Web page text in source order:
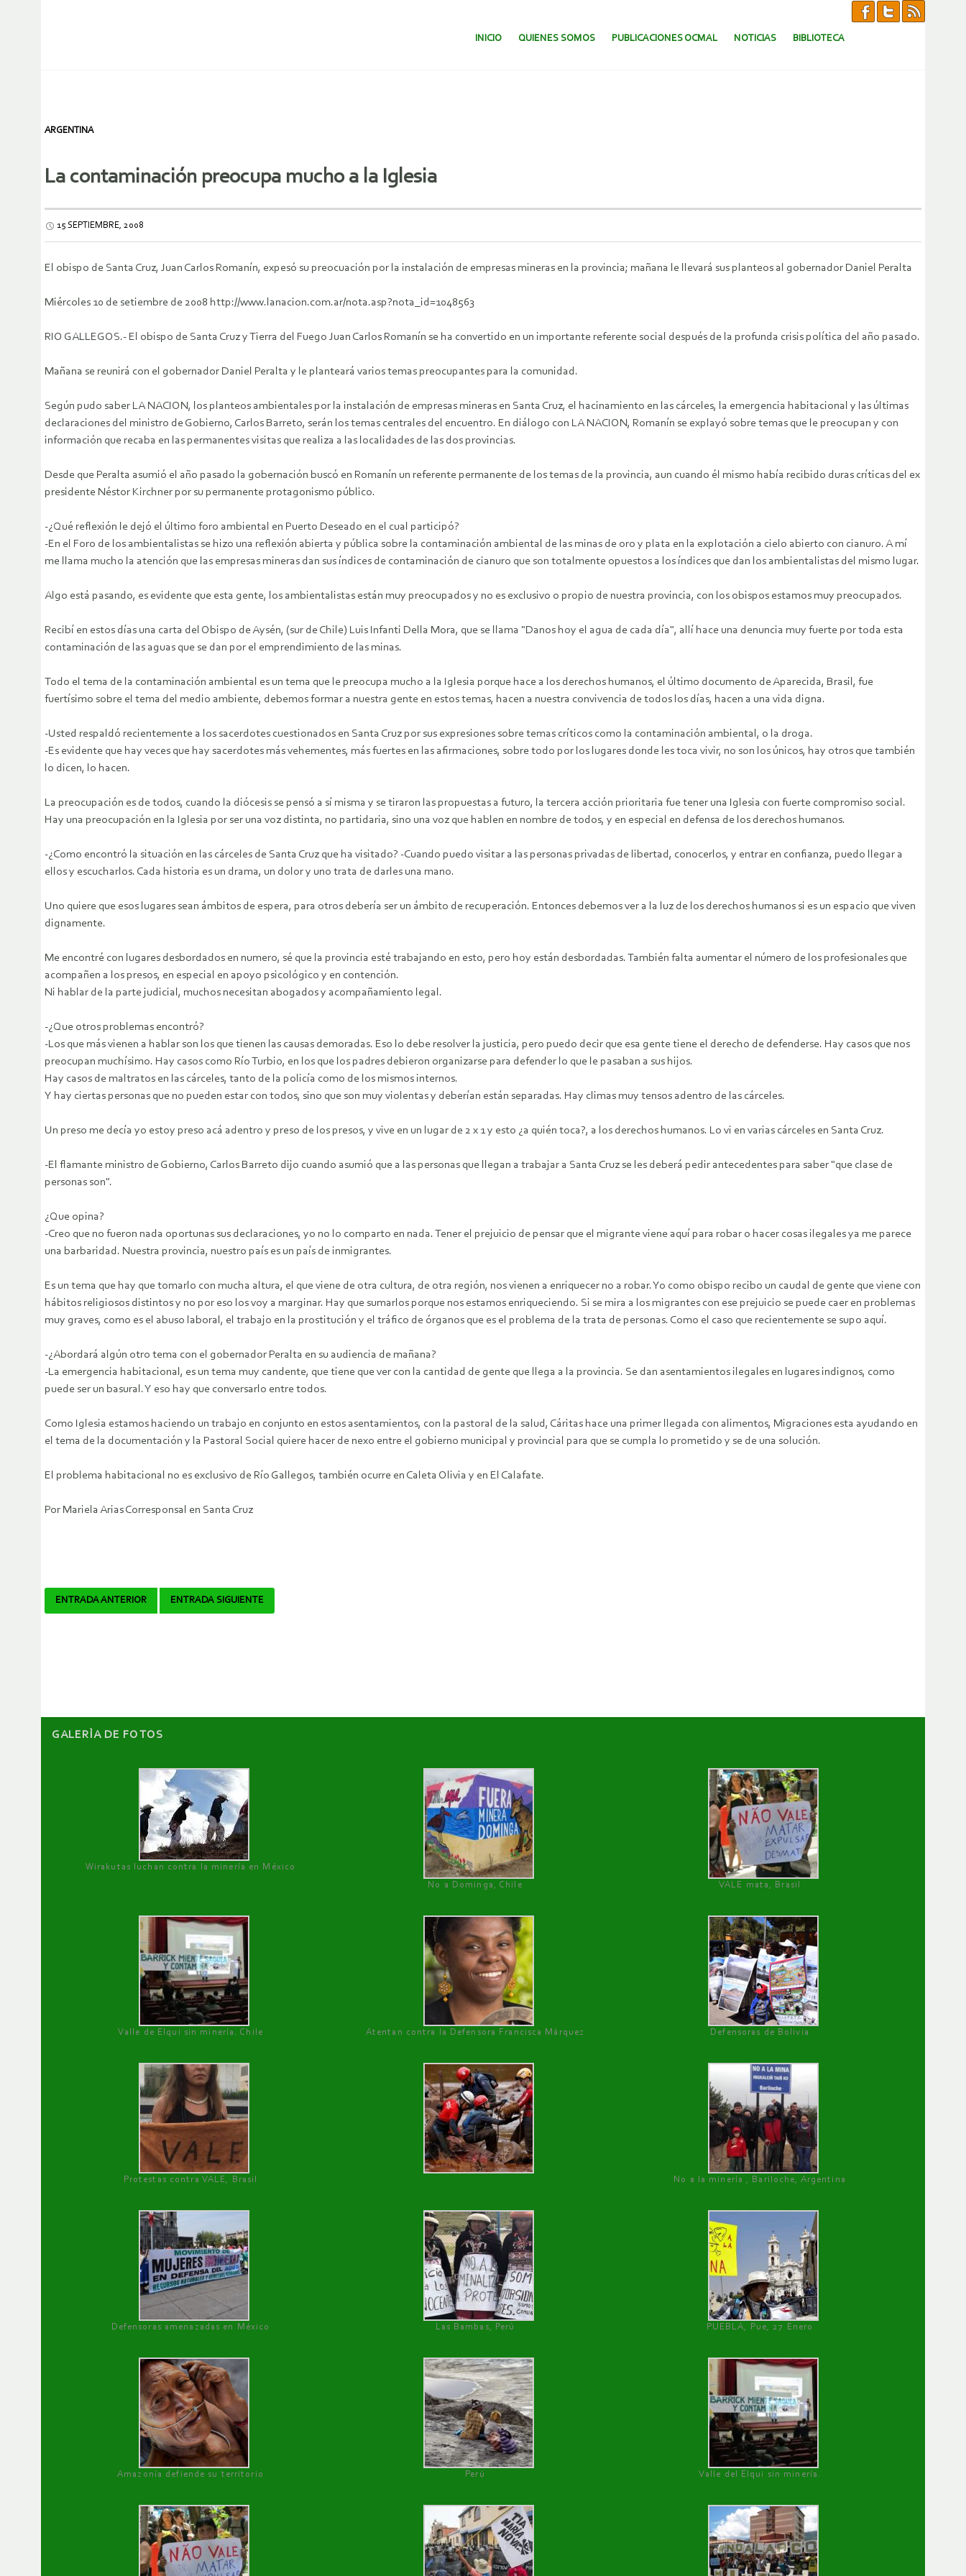
SALTAR AL CONTENIDO.
INICIO QUIENES SOMOS PUBLICACIONES OCMAL NOTICIAS BIBLIOTECA
ARGENTINA
La contaminación preocupa mucho a la Iglesia
15 SEPTIEMBRE, 2008
El obispo de Santa Cruz, Juan Carlos Romanín, expesó su preocuación por la instalación de empresas mineras en la provincia; mañana le llevará sus planteos al gobernador Daniel Peralta
Miércoles 10 de setiembre de 2008 http://www.lanacion.com.ar/nota.asp?nota_id=1048563
RIO GALLEGOS.- El obispo de Santa Cruz y Tierra del Fuego Juan Carlos Romanín se ha convertido en un importante referente social después de la profunda crisis política del año pasado.
Mañana se reunirá con el gobernador Daniel Peralta y le planteará varios temas preocupantes para la comunidad.
Según pudo saber LA NACION, los planteos ambientales por la instalación de empresas mineras en Santa Cruz, el hacinamiento en las cárceles, la emergencia habitacional y las últimas
declaraciones del ministro de Gobierno, Carlos Barreto, serán los temas centrales del encuentro. En diálogo con LA NACION, Romanín se explayó sobre temas que le preocupan y con
información que recaba en las permanentes visitas que realiza a las localidades de las dos provincias.
Desde que Peralta asumió el año pasado la gobernación buscó en Romanín un referente permanente de los temas de la provincia, aun cuando él mismo había recibido duras críticas del ex
presidente Néstor Kirchner por su permanente protagonismo público.
-¿Qué reflexión le dejó el último foro ambiental en Puerto Deseado en el cual participó?
-En el Foro de los ambientalistas se hizo una reflexión abierta y pública sobre la contaminación ambiental de las minas de oro y plata en la explotación a cielo abierto con cianuro. A mí
me llama mucho la atención que las empresas mineras dan sus índices de contaminación de cianuro que son totalmente opuestos a los índices que dan los ambientalistas del mismo lugar.
Algo está pasando, es evidente que esta gente, los ambientalistas están muy preocupados y no es exclusivo o propio de nuestra provincia, con los obispos estamos muy preocupados.
Recibí en estos días una carta del Obispo de Aysén, (sur de Chile) Luis Infanti Della Mora, que se llama "Danos hoy el agua de cada día", allí hace una denuncia muy fuerte por toda esta
contaminación de las aguas que se dan por el emprendimiento de las minas.
Todo el tema de la contaminación ambiental es un tema que le preocupa mucho a la Iglesia porque hace a los derechos humanos, el último documento de Aparecida, Brasil, fue
fuertísimo sobre el tema del medio ambiente, debemos formar a nuestra gente en estos temas, hacen a nuestra convivencia de todos los días, hacen a una vida digna.
-Usted respaldó recientemente a los sacerdotes cuestionados en Santa Cruz por sus expresiones sobre temas críticos como la contaminación ambiental, o la droga.
-Es evidente que hay veces que hay sacerdotes más vehementes, más fuertes en las afirmaciones, sobre todo por los lugares donde les toca vivir, no son los únicos, hay otros que también
lo dicen, lo hacen.
La preocupación es de todos, cuando la diócesis se pensó a sí misma y se tiraron las propuestas a futuro, la tercera acción prioritaria fue tener una Iglesia con fuerte compromiso social.
Hay una preocupación en la Iglesia por ser una voz distinta, no partidaria, sino una voz que hablen en nombre de todos, y en especial en defensa de los derechos humanos.
-¿Como encontró la situación en las cárceles de Santa Cruz que ha visitado? -Cuando puedo visitar a las personas privadas de libertad, conocerlos, y entrar en confianza, puedo llegar a
ellos y escucharlos. Cada historia es un drama, un dolor y uno trata de darles una mano.
Uno quiere que esos lugares sean ámbitos de espera, para otros debería ser un ámbito de recuperación. Entonces debemos ver a la luz de los derechos humanos si es un espacio que viven
dignamente.
Me encontré con lugares desbordados en numero, sé que la provincia esté trabajando en esto, pero hoy están desbordadas. También falta aumentar el número de los profesionales que
acompañen a los presos, en especial en apoyo psicológico y en contención.
Ni hablar de la parte judicial, muchos necesitan abogados y acompañamiento legal.
-¿Que otros problemas encontró?
-Los que más vienen a hablar son los que tienen las causas demoradas. Eso lo debe resolver la justicia, pero puedo decir que esa gente tiene el derecho de defenderse. Hay casos que nos
preocupan muchísimo. Hay casos como Río Turbio, en los que los padres debieron organizarse para defender lo que le pasaban a sus hijos.
Hay casos de maltratos en las cárceles, tanto de la policía como de los mismos internos.
Y hay ciertas personas que no pueden estar con todos, sino que son muy violentas y deberían están separadas. Hay climas muy tensos adentro de las cárceles.
Un preso me decía yo estoy preso acá adentro y preso de los presos, y vive en un lugar de 2 x 1 y esto ¿a quién toca?, a los derechos humanos. Lo vi en varias cárceles en Santa Cruz.
-El flamante ministro de Gobierno, Carlos Barreto dijo cuando asumió que a las personas que llegan a trabajar a Santa Cruz se les deberá pedir antecedentes para saber "que clase de
personas son".
¿Que opina?
-Creo que no fueron nada oportunas sus declaraciones, yo no lo comparto en nada. Tener el prejuicio de pensar que el migrante viene aquí para robar o hacer cosas ilegales ya me parece
una barbaridad. Nuestra provincia, nuestro país es un país de inmigrantes.
Es un tema que hay que tomarlo con mucha altura, el que viene de otra cultura, de otra región, nos vienen a enriquecer no a robar. Yo como obispo recibo un caudal de gente que viene con
hábitos religiosos distintos y no por eso los voy a marginar. Hay que sumarlos porque nos estamos enriqueciendo. Si se mira a los migrantes con ese prejuicio se puede caer en problemas
muy graves, como es el abuso laboral, el trabajo en la prostitución y el tráfico de órganos que es el problema de la trata de personas. Como el caso que recientemente se supo aquí.
-¿Abordará algún otro tema con el gobernador Peralta en su audiencia de mañana?
-La emergencia habitacional, es un tema muy candente, que tiene que ver con la cantidad de gente que llega a la provincia. Se dan asentamientos ilegales en lugares indignos, como
puede ser un basural. Y eso hay que conversarlo entre todos.
Como Iglesia estamos haciendo un trabajo en conjunto en estos asentamientos, con la pastoral de la salud, Cáritas hace una primer llegada con alimentos, Migraciones esta ayudando en
el tema de la documentación y la Pastoral Social quiere hacer de nexo entre el gobierno municipal y provincial para que se cumpla lo prometido y se de una solución.
El problema habitacional no es exclusivo de Río Gallegos, también ocurre en Caleta Olivia y en El Calafate.
Por Mariela Arias Corresponsal en Santa Cruz
Navegador
ENTRADA ANTERIOR ENTRADA SIGUIENTE
GALERÌA DE FOTOS
Wirakutas luchan contra la minería en México
No a Dominga, Chile
VALE mata, Brasil
Valle de Elqui sin minería. Chile Atentan contra la Defensora Francisca Márquez Defensoras de Bolivia
Protestas contra VALE, Brasil No a la minería , Bariloche, Argentina
Defensoras amenazadas en México Las Bambas, Perú PUEBLA, Pue, 27 Enero
Amazonía defiende su territorio Perú Valle del Elqui sin minería.